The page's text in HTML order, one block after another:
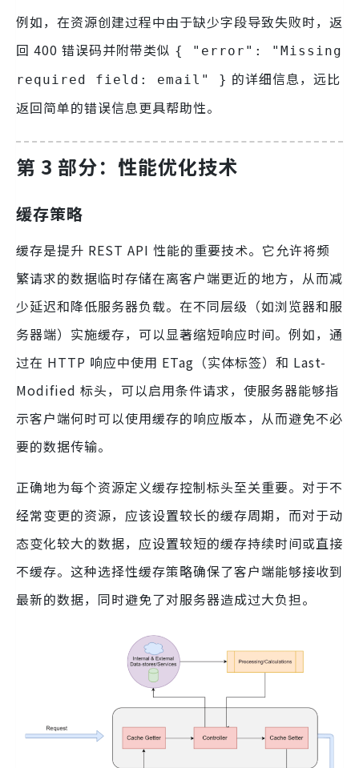
例如，在资源创建过程中由于缺少字段导致失败时，返
回 400 错误码并附带类似 { "error": "Missing
required field: email" } 的详细信息，远比
返回简单的错误信息更具帮助性。
第 3 部分：性能优化技术
缓存策略
缓存是提升 REST API 性能的重要技术。它允许将频
繁请求的数据临时存储在离客户端更近的地方，从而减
少延迟和降低服务器负载。在不同层级（如浏览器和服
务器端）实施缓存，可以显著缩短响应时间。例如，通
过在 HTTP 响应中使用 ETag（实体标签）和 Last-
Modified 标头，可以启用条件请求，使服务器能够指
示客户端何时可以使用缓存的响应版本，从而避免不必
要的数据传输。
正确地为每个资源定义缓存控制标头至关重要。对于不
经常变更的资源，应该设置较长的缓存周期，而对于动
态变化较大的数据，应设置较短的缓存持续时间或直接
不缓存。这种选择性缓存策略确保了客户端能够接收到
最新的数据，同时避免了对服务器造成过大负担。